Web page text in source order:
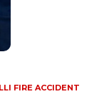
FIRE ACCIDENT